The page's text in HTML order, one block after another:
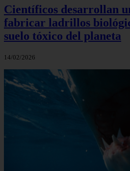
Científicos desarrollan
fabricar ladrillos
suelo tóxico del planeta
14/02/2026